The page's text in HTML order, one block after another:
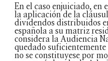
En el caso enjuiciado, en
la aplicación de la
dividendos distribuidos
española a su matriz
considera la Audiencia
quedado
no se constituyese por